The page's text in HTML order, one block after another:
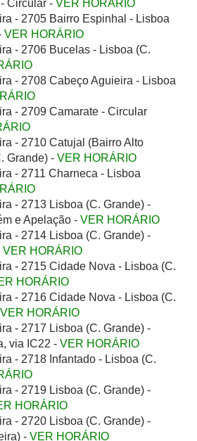
Circular - VER HORÁRIO
- 2705 Bairro Espinhal - Lisboa
VER HORÁRIO
- 2706 Bucelas - Lisboa (C.
- 2708 Cabeço Aguieira - Lisboa
- 2709 Camarate - Circular
- 2710 Catujal (Bairro Alto
Grande) - VER HORÁRIO
- 2711 Charneca - Lisboa
- 2713 Lisboa (C. Grande) -
e Apelação - VER HORÁRIO
- 2714 Lisboa (C. Grande) -
VER HORÁRIO
- 2715 Cidade Nova - Lisboa (C.
HORÁRIO
- 2716 Cidade Nova - Lisboa (C.
VER HORÁRIO
- 2717 Lisboa (C. Grande) -
via IC22 - VER HORÁRIO
- 2718 Infantado - Lisboa (C.
- 2719 Lisboa (C. Grande) -
HORÁRIO
- 2720 Lisboa (C. Grande) -
- VER HORÁRIO